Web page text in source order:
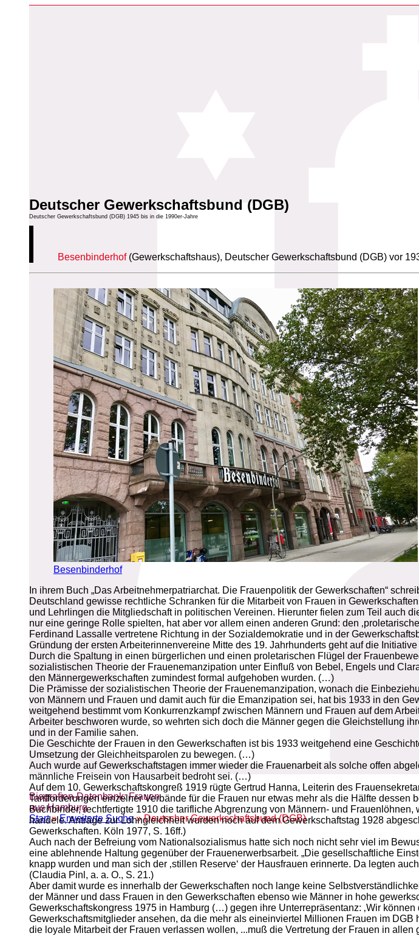
Biografien-Datenbank: Frauen
aus Hamburg
Start»Erweiterte Suche» Deutscher Gewerkschaftsbund (DGB)
Deutscher Gewerkschaftsbund (DGB)
Deutscher Gewerkschaftsbund (DGB) 1945 bis in die 1990er-Jahre
Besenbinderhof(Gewerkschaftshaus), Deutscher Gewerkschaftsbund (DGB) vor
Besenbinderhof
In ihrem Buch „Das Arbeitnehmerpatriarchat. Die Frauenpolitik der Gewerkschaften“
Deutschland gewisse rechtliche Schranken für die Mitarbeit von Frauen in
und Lehrlingen die Mitgliedschaft in politischen Vereinen. Hierunter fielen zum Teil auch
nur eine geringe Rolle spielten, hat aber vor allem einen anderen Grund: den
Ferdinand Lassalle vertretene Richtung in der Sozialdemokratie und in der
Gründung der ersten Arbeiterinnenvereine Mitte des 19. Jahrhunderts geht auf die
Durch die Spaltung in einen bürgerlichen und einen proletarischen Flügel der
sozialistischen Theorie der Frauenemanzipation unter Einfluß von Bebel, Engels und
den Männergewerkschaften zumindest formal aufgehoben wurden. (…)
Die Prämisse der sozialistischen Theorie der Frauenemanzipation, wonach die
von Männern und Frauen und damit auch für die Emanzipation sei, hat bis 1933 in den
weitgehend bestimmt vom Konkurrenzkampf zwischen Männern und Frauen auf dem
Arbeiter beschworen wurde, so wehrten sich doch die Männer gegen die Gleichstellung
und in der Familie sahen.
Die Geschichte der Frauen in den Gewerkschaften ist bis 1933 weitgehend eine
Umsetzung der Gleichheitsparolen zu bewegen. (…)
Auch wurde auf Gewerkschaftstagen immer wieder die Frauenarbeit als solche offen
männliche Freisein von Hausarbeit bedroht sei. (…)
Auf dem 10. Gewerkschaftskongreß 1919 rügte Gertrud Hanna, Leiterin des
Tarifforderungen einzelner Verbände für die Frauen nur etwas mehr als die Hälfte
Buchbinder, rechtfertigte 1910 die tarifliche Abgrenzung von Männern- und
handele. Anträge zur Lohngleichheit wurden noch auf dem Gewerkschaftstag 1928
Gewerkschaften. Köln 1977, S. 16ff.)
Auch nach der Befreiung vom Nationalsozialismus hatte sich noch nicht sehr viel im
eine ablehnende Haltung gegenüber der Frauenerwerbsarbeit. „Die gesellschaftliche
knapp wurden und man sich der ‚stillen Reserve‘ der Hausfrauen erinnerte. Da legten
(Claudia Pinl, a. a. O., S. 21.)
Aber damit wurde es innerhalb der Gewerkschaften noch lange keine
der Männer und dass Frauen in den Gewerkschaften ebenso wie Männer in hohe
Gewerkschaftskongress 1975 in Hamburg (…) gegen ihre Unterrepräsentanz: ‚Wir
Gewerkschaftsmitglieder ansehen, da die mehr als eineinviertel Millionen Frauen im
die loyale Mitarbeit der Frauen verlassen wollen, ...muß die Vertretung der Frauen in